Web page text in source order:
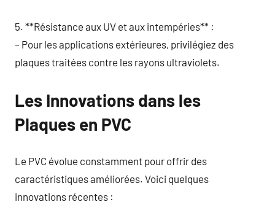
5. **Résistance aux UV et aux intempéries** :
– Pour les applications extérieures, privilégiez des
plaques traitées contre les rayons ultraviolets.
Les Innovations dans les
Plaques en PVC
Le PVC évolue constamment pour offrir des
caractéristiques améliorées. Voici quelques
innovations récentes :